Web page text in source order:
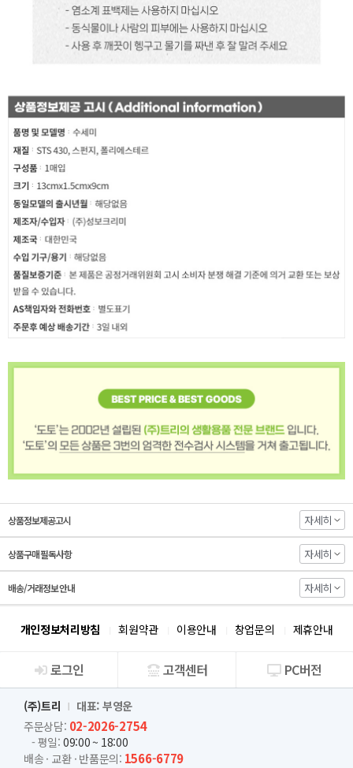
상품정보제공고시 자세히
상품구매 필독사항 자세히
배송/거래정보 안내 자세히
개인정보처리방침 회원약관 이용안내 창업문의 제휴안내
회사소개
로그인 고객센터 PC버전
(주)트리
대표: 부영운
주문상담: 02-2026-2754
- 평일: 09:00 ~ 18:00
배송 · 교환 · 반품문의: 1566-6779